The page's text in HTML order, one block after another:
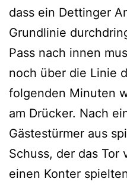
dass ein Dettinger
Grundlinie
Pass nach innen
noch über die Linie
folgenden Minuten
am Drücker. Nach
Gästestürmer aus
Schuss, der das Tor
einen Konter